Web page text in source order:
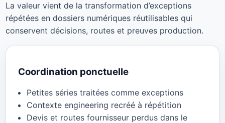
La valeur vient de la transformation d’exceptions
répétées en dossiers numériques réutilisables qui
conservent décisions, routes et preuves production.
Coordination ponctuelle
Petites séries traitées comme exceptions
Contexte engineering recréé à répétition
Devis et routes fournisseur perdus dans le